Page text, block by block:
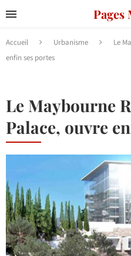
Pages
Accueil Urbanisme
Le
enfin ses portes
Le Maybourne
Palace, ouvre